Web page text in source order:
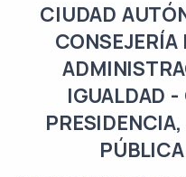
CIUDAD
CONSEJERÍA
IGUALDAD -